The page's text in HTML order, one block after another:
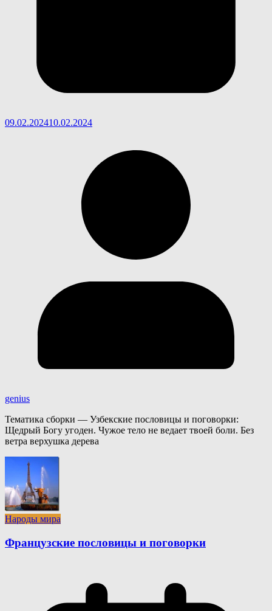
09.02.202410.02.2024
genius
Тематика сборки — Узбекские пословицы и поговорки:
Щедрый Богу угоден. Чужое тело не ведает твоей боли. Без
ветра верхушка дерева
Народы мира
Французские пословицы и поговорки